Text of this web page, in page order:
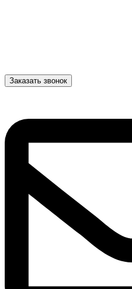
Заказать звонок